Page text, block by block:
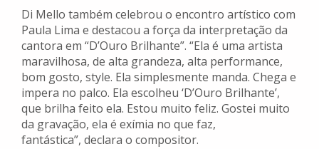
Di Mello também celebrou o encontro artístico com
Paula Lima e destacou a força da interpretação da
cantora em “D’Ouro Brilhante”. “Ela é uma artista
maravilhosa, de alta grandeza, alta performance,
bom gosto, style. Ela simplesmente manda. Chega e
impera no palco. Ela escolheu ‘D’Ouro Brilhante’,
que brilha feito ela. Estou muito feliz. Gostei muito
da gravação, ela é exímia no que faz,
fantástica”, declara o compositor.